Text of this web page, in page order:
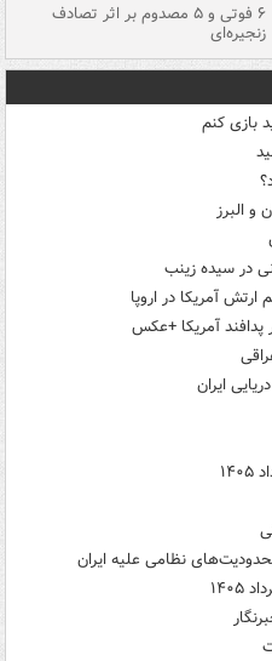
۶ فوتی و ۵ مصدوم بر اثر تصادف
زنجیره‌ای
بازی کنم
و البرز
در سیده زینب
آمریکا در اروپا
ایران
نظامی علیه ایران